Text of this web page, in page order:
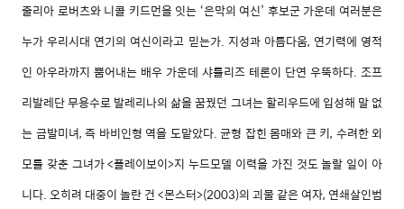
줄리아 로버츠와 니콜 키드먼을 잇는 ‘은막의 여신’ 후보군 가운데 여러분은
누가 우리시대 연기의 여신이라고 믿는가. 지성과 아름다움, 연기력에 영적
인 아우라까지 뿜어내는 배우 가운데 샤를리즈 테론이 단연 우뚝하다. 조프
리발레단 무용수로 발레리나의 삶을 꿈꿨던 그녀는 할리우드에 입성해 말 없
는 금발미녀, 즉 바비인형 역을 도맡았다. 균형 잡힌 몸매와 큰 키, 수려한 외
모를 갖춘 그녀가 <플레이보이>지 누드모델 이력을 가진 것도 놀랄 일이 아
니다. 오히려 대중이 놀란 건 <몬스터>(2003)의 괴물 같은 여자, 연쇄살인범